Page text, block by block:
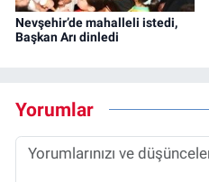
Nevşehir’de mahalleli istedi,
Başkan Arı dinledi
Yorumlar